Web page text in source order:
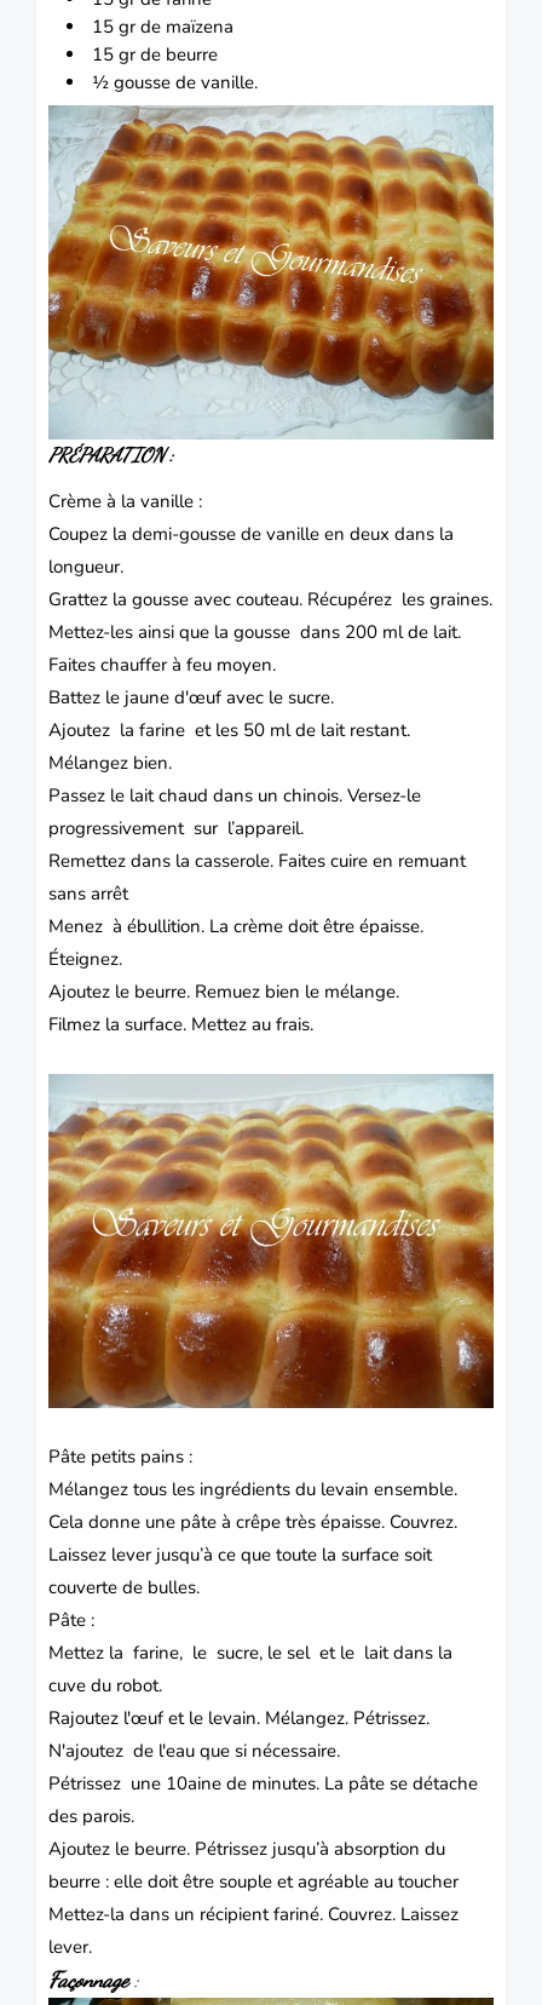
15 gr de maïzena
15 gr de beurre
½ gousse de vanille.
PRÉPARATION :
Crème à la vanille :
Coupez la demi-gousse de vanille en deux dans la
longueur.
Grattez la gousse avec couteau. Récupérez les graines.
Mettez-les ainsi que la gousse dans 200 ml de lait.
Faites chauffer à feu moyen.
Battez le jaune d'œuf avec le sucre.
Ajoutez la farine et les 50 ml de lait restant.
Mélangez bien.
Passez le lait chaud dans un chinois. Versez-le
progressivement sur l’appareil.
Remettez dans la casserole. Faites cuire en remuant
sans arrêt
Menez à ébullition. La crème doit être épaisse.
Éteignez.
Ajoutez le beurre. Remuez bien le mélange.
Filmez la surface. Mettez au frais.
Pâte petits pains :
Mélangez tous les ingrédients du levain ensemble.
Cela donne une pâte à crêpe très épaisse. Couvrez.
Laissez lever jusqu’à ce que toute la surface soit
couverte de bulles.
Pâte :
Mettez la farine, le sucre, le sel et le lait dans la
cuve du robot.
Rajoutez l'œuf et le levain. Mélangez. Pétrissez.
N'ajoutez de l'eau que si nécessaire.
Pétrissez une 10aine de minutes. La pâte se détache
des parois.
Ajoutez le beurre. Pétrissez jusqu’à absorption du
beurre : elle doit être souple et agréable au toucher
Mettez-la dans un récipient fariné. Couvrez. Laissez
lever.
Façonnage :